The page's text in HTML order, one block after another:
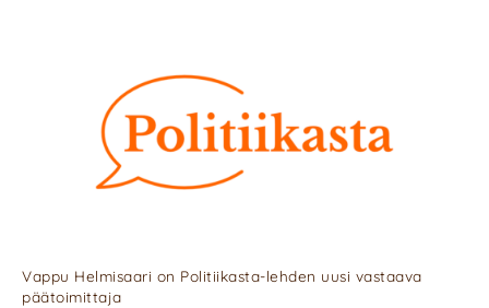
Vappu Helmisaari on Politiikasta-lehden uusi vastaava
päätoimittaja